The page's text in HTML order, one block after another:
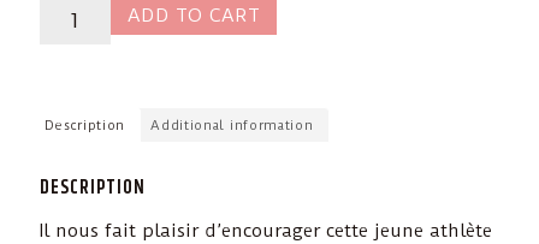
ADD TO CART
Description Additional information
DESCRIPTION
Il nous fait plaisir d’encourager cette jeune athlète